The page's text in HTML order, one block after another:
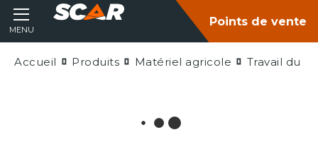
MENU
Points de vente
Accueil Produits Matériel agricole Travail du